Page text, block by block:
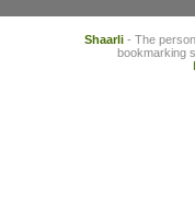
Shaarli- The
bookmarking